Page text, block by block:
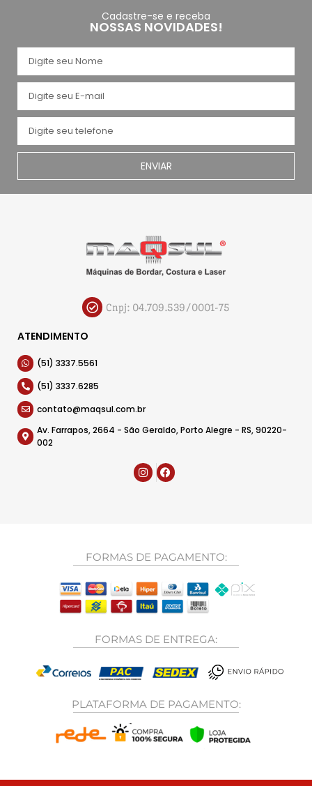
Cadastre-se e receba
NOSSAS NOVIDADES!
ENVIAR
Cnpj: 04.709.539/0001-75
ATENDIMENTO
(51) 3337.5561
(51) 3337.6285
contato@maqsul.com.br
Av. Farrapos, 2664 - São Geraldo, Porto Alegre - RS, 90220-
002
FORMAS DE PAGAMENTO:
FORMAS DE ENTREGA:
PLATAFORMA DE PAGAMENTO: